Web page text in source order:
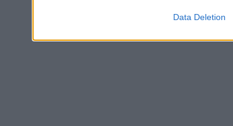
Data Deletion